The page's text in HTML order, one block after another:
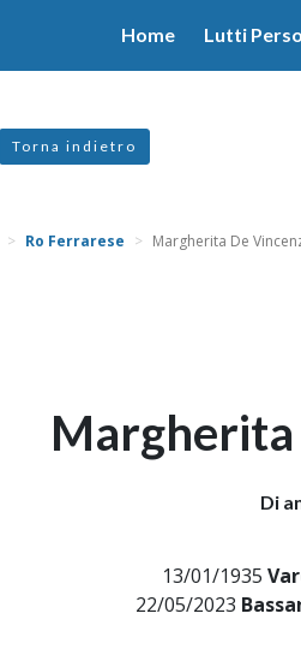
Home Lutti
Torna indietro
Ro Ferrarese Margherita De
Margherita
Di
13/01/1935
22/05/2023
in altra maniera,